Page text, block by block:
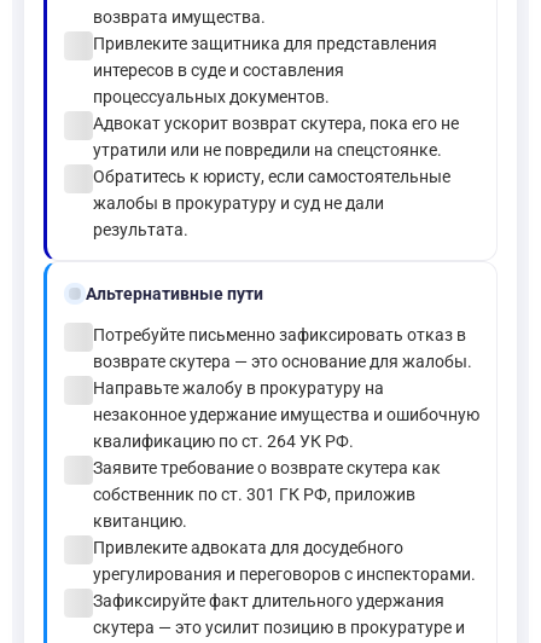
возврата имущества.
Привлеките защитника для представления
интересов в суде и составления
процессуальных документов.
Адвокат ускорит возврат скутера, пока его не
утратили или не повредили на спецстоянке.
Обратитесь к юристу, если самостоятельные
жалобы в прокуратуру и суд не дали
результата.
alt_routeАльтернативные пути
Потребуйте письменно зафиксировать отказ в
возврате скутера — это основание для жалобы.
Направьте жалобу в прокуратуру на
незаконное удержание имущества и ошибочную
квалификацию по ст. 264 УК РФ.
Заявите требование о возврате скутера как
собственник по ст. 301 ГК РФ, приложив
квитанцию.
Привлеките адвоката для досудебного
урегулирования и переговоров с инспекторами.
Зафиксируйте факт длительного удержания
скутера — это усилит позицию в прокуратуре и